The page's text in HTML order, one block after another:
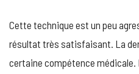
Cette technique est un peu
résultat très satisfaisant. La
certaine compétence médicale.